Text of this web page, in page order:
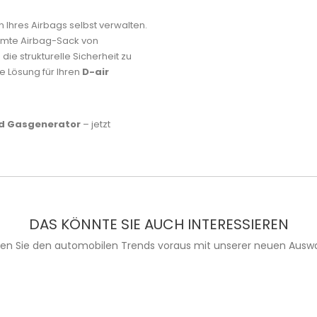
Ihres Airbags selbst verwalten.
Airbag-Sack von
strukturelle Sicherheit zu
Lösung für Ihren D-air
Gasgenerator – jetzt
DAS KÖNNTE SIE AUCH INTERESSIEREN
Sie den automobilen Trends voraus mit unserer neuen